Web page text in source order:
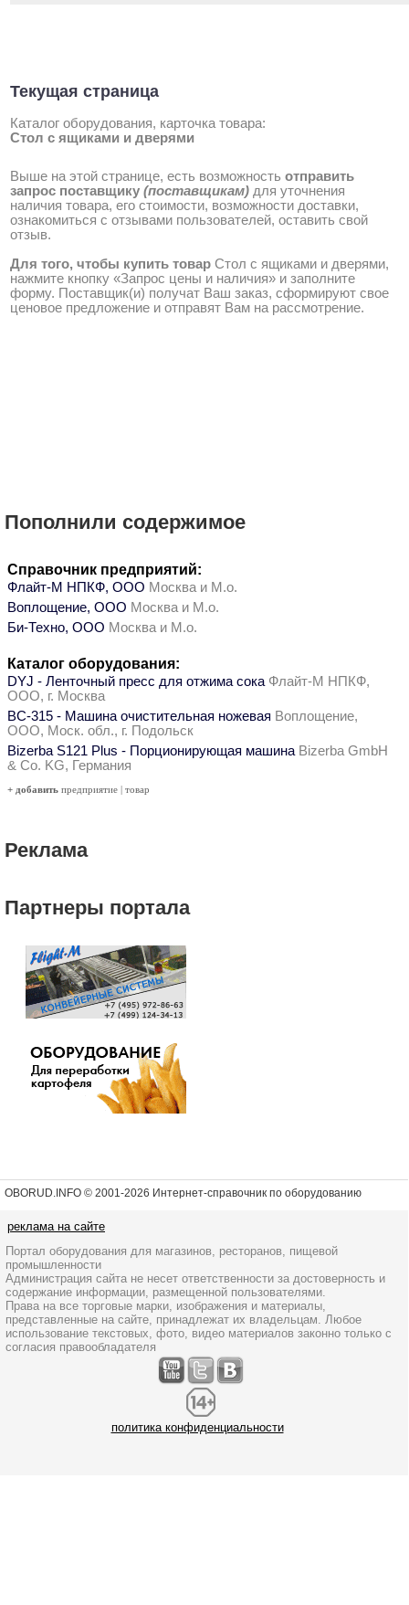
Текущая страница
Каталог оборудования, карточка товара:
Стол с ящиками и дверями
Выше на этой странице, есть возможность отправить
запрос поставщику (поставщикам) для уточнения
наличия товара, его стоимости, возможности доставки,
ознакомиться с отзывами пользователей, оставить свой
отзыв.
Для того, чтобы купить товар Стол с ящиками и дверями,
нажмите кнопку «Запрос цены и наличия» и заполните
форму. Поставщик(и) получат Ваш заказ, сформируют свое
ценовое предложение и отправят Вам на рассмотрение.
Пополнили содержимое
Справочник предприятий:
Флайт-М НПКФ, ООО Москва и М.о.
Воплощение, ООО Москва и М.о.
Би-Техно, ООО Москва и М.о.
Каталог оборудования:
DYJ - Ленточный пресс для отжима сока Флайт-М НПКФ,
ООО, г. Москва
ВС-315 - Машина очистительная ножевая Воплощение,
ООО, Моск. обл., г. Подольск
Bizerba S121 Plus - Порционирующая машина Bizerba GmbH
& Co. KG, Германия
+ добавить предприятие | товар
Реклама
Партнеры портала
OBORUD.INFO © 2001-2026 Интернет-справочник по оборудованию
реклама на сайте
Портал оборудования для магазинов, ресторанов, пищевой
промышленности
Администрация сайта не несет ответственности за достоверность и
содержание информации, размещенной пользователями.
Права на все торговые марки, изображения и материалы,
представленные на сайте, принадлежат их владельцам. Любое
использование текстовых, фото, видео материалов законно только с
согласия правообладателя
политика конфиденциальности